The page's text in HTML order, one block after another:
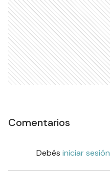
Comentarios
Debés iniciar sesión